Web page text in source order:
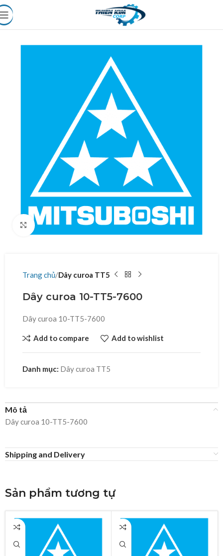
Click to enlarge
Trang chủ Dây curoa TT5
Dây curoa 10-TT5-7600
Dây curoa 10-TT5-7600
Add to compare Add to wishlist
Danh mục: Dây curoa TT5
Mô tả
Dây curoa 10-TT5-7600
Shipping and Delivery
Sản phẩm tương tự